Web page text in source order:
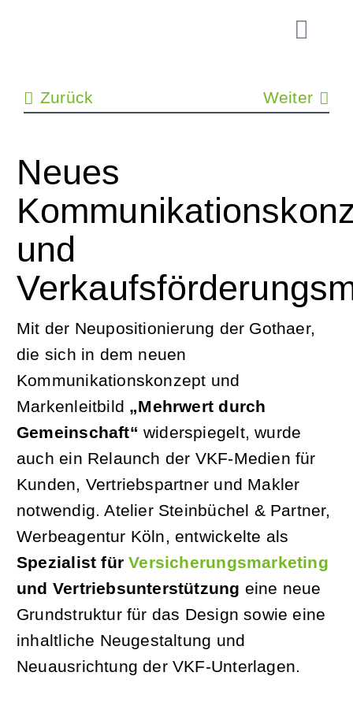
KUNDEN
NEWS &
KONTAKT
Zurück Weiter
Neues
und
Mit der Neupositionierung der Gothaer,
die sich in dem neuen
Kommunikationskonzept und
Markenleitbild „Mehrwert durch
Gemeinschaft“ widerspiegelt, wurde
auch ein Relaunch der VKF-Medien für
Kunden, Vertriebspartner und Makler
notwendig. Atelier Steinbüchel & Partner,
Werbeagentur Köln, entwickelte als
Spezialist fürVersicherungsmarketing
und Vertriebsunterstützung eine neue
Grundstruktur für das Design sowie eine
inhaltliche Neugestaltung und
Neuausrichtung der VKF-Unterlagen.